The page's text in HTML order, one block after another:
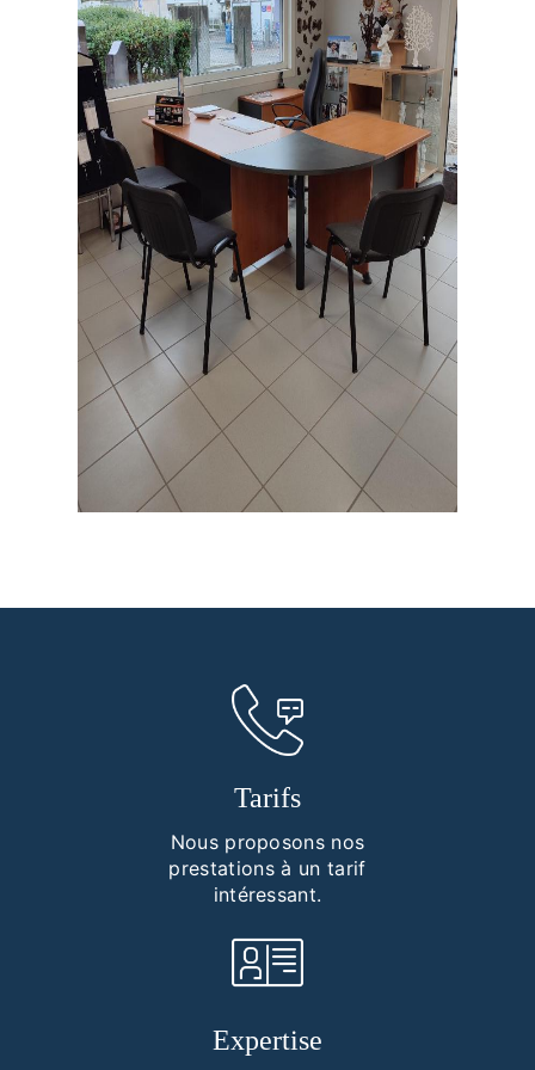
Tarifs
Nous proposons nos
prestations à un tarif
intéressant.
Expertise